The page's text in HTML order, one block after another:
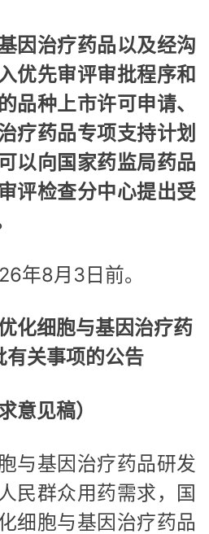
因治疗药品以及经沟
优先审评审批程序和
品种上市许可申请、
疗药品专项支持计划
以向国家药监局药品
评检查分中心提出受
年8月3日前。
化细胞与基因治疗药
有关事项的公告
意见稿）
与基因治疗药品研发
民群众用药需求，国
细胞与基因治疗药品